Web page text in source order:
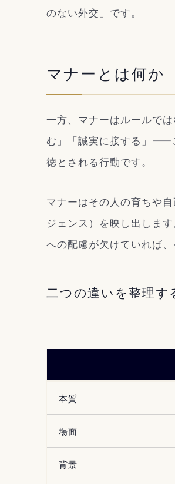
のない外交」です。
マナーとは何か
一方、マナーはルールで
む」「誠実に接する」——
徳とされる行動です。
マナーはその人の育ちや
ジェンス）を映し出しま
への配慮が欠けていれば
二つの違いを整理す
本質
場面
背景